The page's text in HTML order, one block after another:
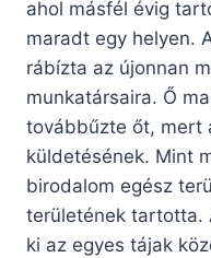
ahol másfél évig
maradt egy helyen.
rábízta az újonnan
munkatársaira. Ő
továbbűzte őt, mert
küldetésének. Mint
birodalom egész
területének tartotta.
ki az egyes tájak